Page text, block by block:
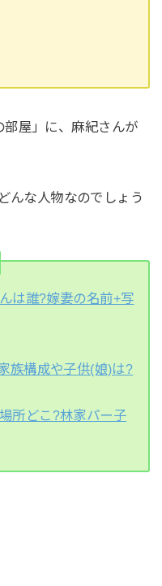
屋」に、麻紀さんが
んな人物なのでしょう
は誰?嫁妻の名前+写
族構成や子供(娘)は?
所どこ?林家パー子